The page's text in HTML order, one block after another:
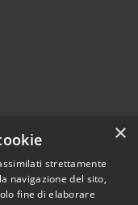
×
strettamente
navigazione del sito,
fine di elaborare